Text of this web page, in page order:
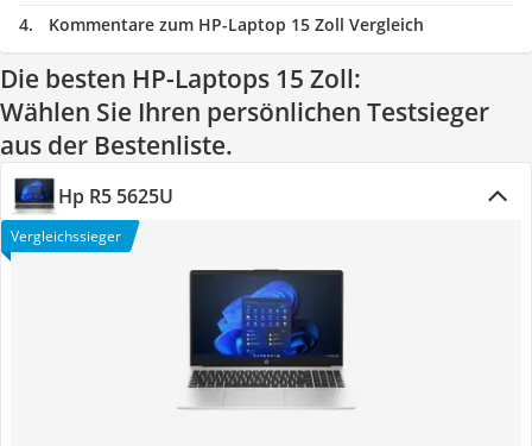
Kommentare zum HP-Laptop 15 Zoll Vergleich
Die besten HP-Laptops 15 Zoll:
Wählen Sie Ihren persönlichen Testsieger
aus der Bestenliste.
Hp R5 5625U
Vergleichssieger